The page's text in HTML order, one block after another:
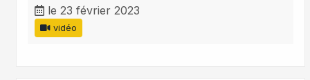
le 23 février 2023
vidéo